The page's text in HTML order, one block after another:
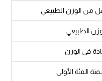
من الوزن الطبيعي
الطبيعي
في الوزن
الفئة الأولى